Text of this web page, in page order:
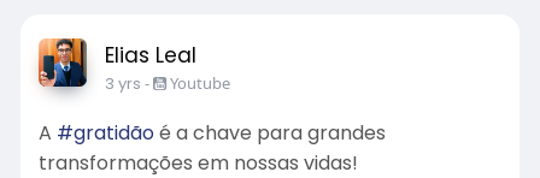
Elias Leal
3 yrs - Youtube
A #gratidãoé a chave para grandes
transformações em nossas vidas!